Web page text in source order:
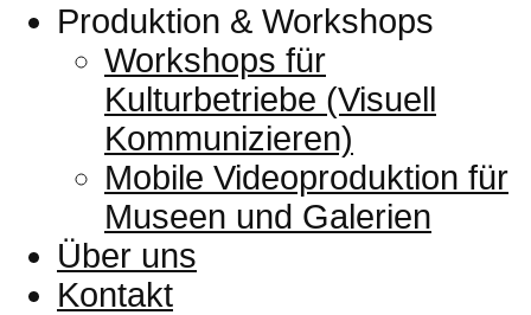
Produktion & Workshops
Workshops für
Kulturbetriebe (Visuell
Kommunizieren)
Mobile Videoproduktion für
Museen und Galerien
Über uns
Kontakt